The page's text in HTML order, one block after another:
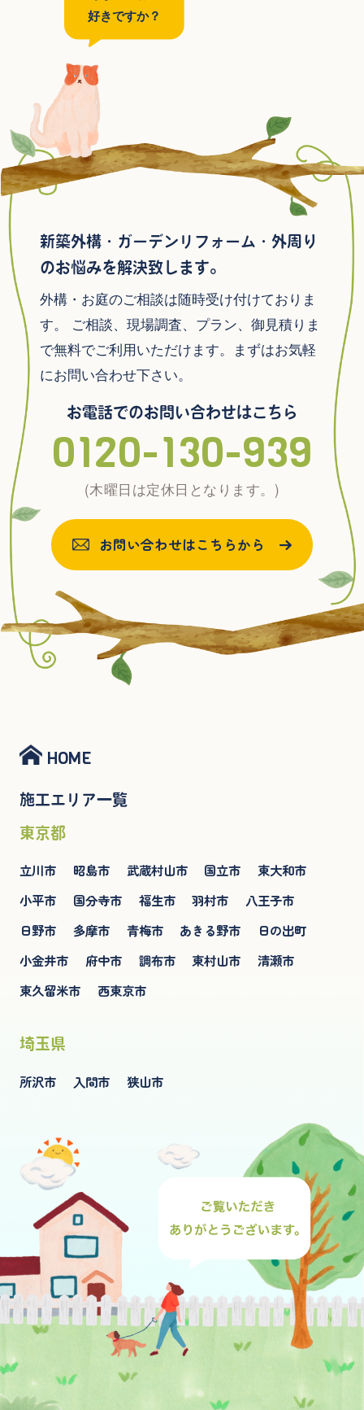
好きですか？
新築外構・ガーデンリフォーム・外周り
のお悩みを解決致します。
外構・お庭のご相談は随時受け付けておりま
す。
ご相談、現場調査、プラン、御見積りま
で無料でご利用いただけます。まずはお気軽
にお問い合わせ下さい。
お電話でのお問い合わせはこちら
0120-130-939
(木曜日は定休日となります。)
お問い合わせはこちらから
HOME
施工エリア一覧
東京都
立川市 昭島市 武蔵村山市 国立市
東大和市
小平市
国分寺市 福生市 羽村市
八王子市
日野市
多摩市 青梅市 あきる野市
日の出町
小金井市
府中市 調布市 東村山市
清瀬市
東久留米市
西東京市
埼玉県
所沢市 入間市 狭山市